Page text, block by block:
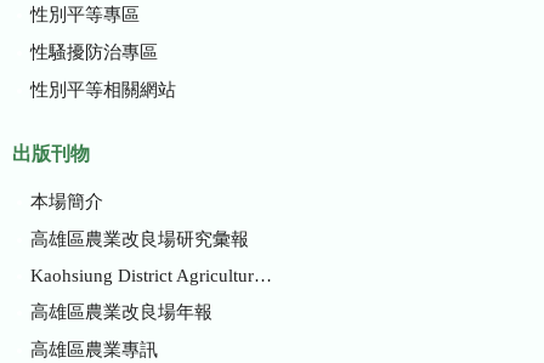
性別平等專區
性騷擾防治專區
性別平等相關網站
出版刊物
本場簡介
高雄區農業改良場研究彙報
Kaohsiung District Agricultural Research and Extension Station
高雄區農業改良場年報
高雄區農業專訊